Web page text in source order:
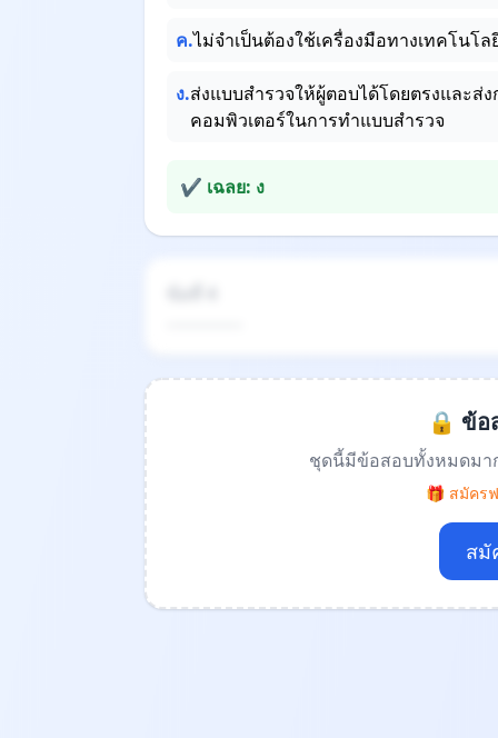
ค.ไม่จำเป็นต้องใช้เครื่องมือทางเทคโนโ
ง.ส่งแบบสำรวจให้ผู้ตอบได้โดยตรงและ
คอมพิวเตอร์ในการทำแบบสำรวจ
✔ เฉลย: ง
🔒 ข้อ
ชุดนี้มีข้อสอบทั้งหมดมา
🎁 สมัคร
สมั